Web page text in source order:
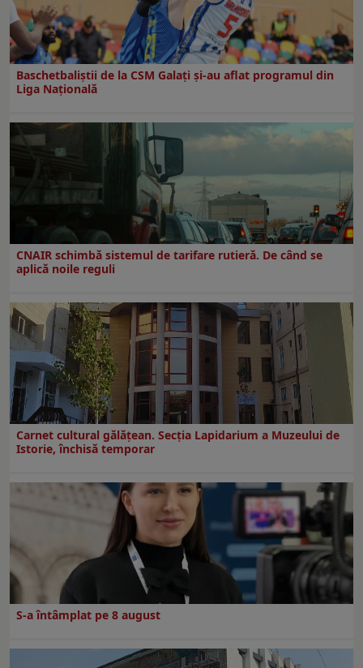
Baschetbaliștii de la CSM Galați și-au aflat programul din
Liga Națională
CNAIR schimbă sistemul de tarifare rutieră. De când se
aplică noile reguli
Carnet cultural gălăţean. Secţia Lapidarium a Muzeului de
Istorie, închisă temporar
S-a întâmplat pe 8 august